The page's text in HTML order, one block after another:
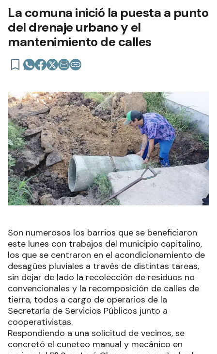
La comuna inició la puesta a punto
del drenaje urbano y el
mantenimiento de calles
Son numerosos los barrios que se beneficiaron
este lunes con trabajos del municipio capitalino,
los que se centraron en el acondicionamiento de
desagües pluviales a través de distintas tareas,
sin dejar de lado la recolección de residuos no
convencionales y la recomposición de calles de
tierra, todos a cargo de operarios de la
Secretaría de Servicios Públicos junto a
cooperativistas.
Respondiendo a una solicitud de vecinos, se
concretó el cuneteo manual y mecánico en